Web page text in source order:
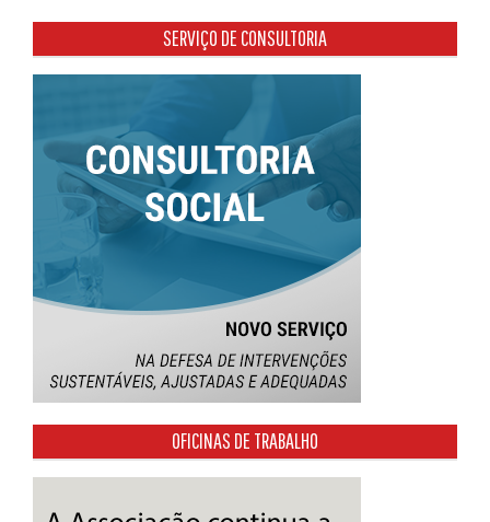
SERVIÇO DE CONSULTORIA
OFICINAS DE TRABALHO